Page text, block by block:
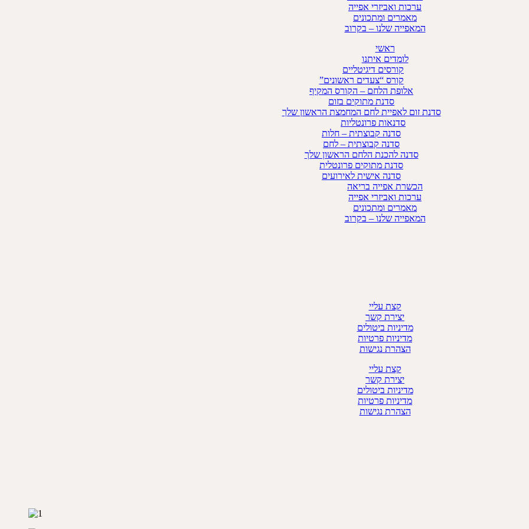
ערכות ואביזרי אפייה
מאמרים ומתכונים
המאפייה שלנו – בקרוב
ראשי
לומדים איתנו
קורסים דיגיטליים
קורס “צעדים ראשונים”
אלופת הלחם – הקורס המקיף
סדנת מתוקים בזום
סדנת זום לאפיית לחם המחמצת הראשון שלך
סדנאות פרונטליות
סדנה קבוצתית – חלות
סדנה קבוצתית – לחם
סדנה להכנת הלחם הראשון שלך
סדנת מתוקים פרונטלית
סדנה אישית לאירועים
הכשרת אפייה בריאה
ערכות ואביזרי אפייה
מאמרים ומתכונים
המאפייה שלנו – בקרוב
קצת עליי
יצירת קשר
מדיניות ביטולים
מדיניות פרטיות
הצהרת נגישות
קצת עליי
יצירת קשר
מדיניות ביטולים
מדיניות פרטיות
הצהרת נגישות